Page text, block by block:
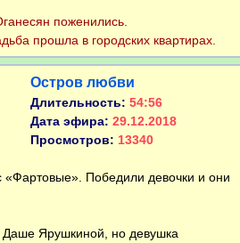
поженились.
прошла в городских квартирах.
Остров любви
Длительность: 54:56
Дата эфира: 29.12.2018
Просмотров: 13340
«Фартовые». Победили девочки и они
Даше Ярушкиной, но девушка